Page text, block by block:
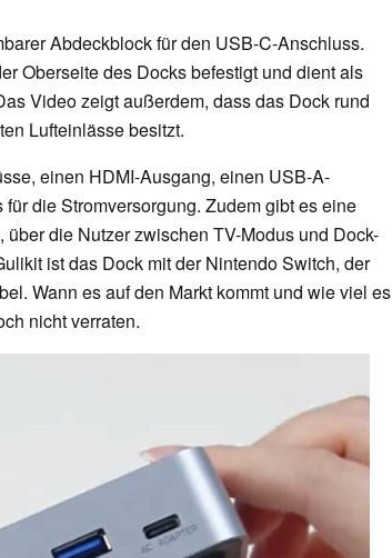
Abdeckblock für den USB-C-Anschluss.
Oberseite des Docks befestigt und dient als
Video zeigt außerdem, dass das Dock rund
Lufteinlässe besitzt.
einen HDMI-Ausgang, einen USB-A-
die Stromversorgung. Zudem gibt es eine
die Nutzer zwischen TV-Modus und Dock-
ist das Dock mit der Nintendo Switch, der
Wann es auf den Markt kommt und wie viel es
nicht verraten.